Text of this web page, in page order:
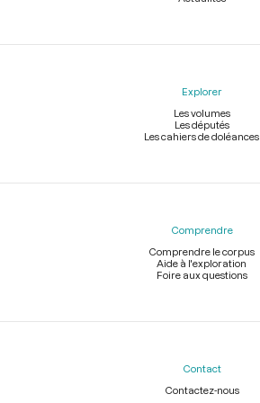
Explorer
Les volumes
Les députés
Les cahiers de doléances
Comprendre
Comprendre le corpus
Aide à l'exploration
Foire aux questions
Contact
Contactez-nous